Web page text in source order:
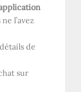
l’avez
de
sur